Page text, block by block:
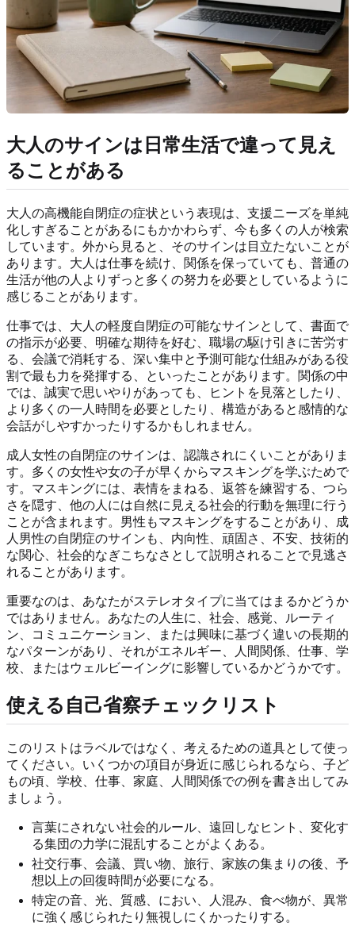
大人のサインは日常生活で違って見え
ることがある
大人の高機能自閉症の症状という表現は、支援ニーズを単純
化しすぎることがあるにもかかわらず、今も多くの人が検索
しています。外から見ると、そのサインは目立たないことが
あります。大人は仕事を続け、関係を保っていても、普通の
生活が他の人よりずっと多くの努力を必要としているように
感じることがあります。
仕事では、大人の軽度自閉症の可能なサインとして、書面で
の指示が必要、明確な期待を好む、職場の駆け引きに苦労す
る、会議で消耗する、深い集中と予測可能な仕組みがある役
割で最も力を発揮する、といったことがあります。関係の中
では、誠実で思いやりがあっても、ヒントを見落としたり、
より多くの一人時間を必要としたり、構造があると感情的な
会話がしやすかったりするかもしれません。
成人女性の自閉症のサインは、認識されにくいことがありま
す。多くの女性や女の子が早くからマスキングを学ぶためで
す。マスキングには、表情をまねる、返答を練習する、つら
さを隠す、他の人には自然に見える社会的行動を無理に行う
ことが含まれます。男性もマスキングをすることがあり、成
人男性の自閉症のサインも、内向性、頑固さ、不安、技術的
な関心、社会的なぎこちなさとして説明されることで見逃さ
れることがあります。
重要なのは、あなたがステレオタイプに当てはまるかどうか
ではありません。あなたの人生に、社会、感覚、ルーティ
ン、コミュニケーション、または興味に基づく違いの長期的
なパターンがあり、それがエネルギー、人間関係、仕事、学
校、またはウェルビーイングに影響しているかどうかです。
使える自己省察チェックリスト
このリストはラベルではなく、考えるための道具として使っ
てください。いくつかの項目が身近に感じられるなら、子ど
もの頃、学校、仕事、家庭、人間関係での例を書き出してみ
ましょう。
言葉にされない社会的ルール、遠回しなヒント、変化す
る集団の力学に混乱することがよくある。
社交行事、会議、買い物、旅行、家族の集まりの後、予
想以上の回復時間が必要になる。
特定の音、光、質感、におい、人混み、食べ物が、異常
に強く感じられたり無視しにくかったりする。